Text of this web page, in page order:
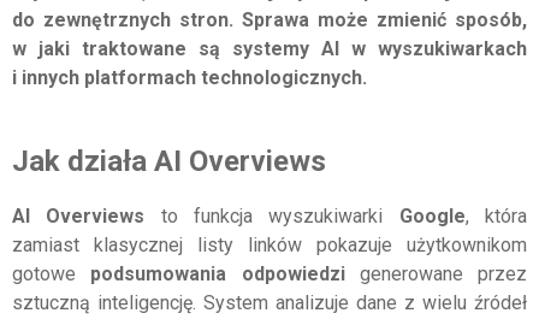
do zewnętrznych stron. Sprawa może zmienić sposób,
w jaki traktowane są systemy AI w wyszukiwarkach
i innych platformach technologicznych.
Jak działa AI Overviews
AI Overviews to funkcja wyszukiwarki Google, która
zamiast klasycznej listy linków pokazuje użytkownikom
gotowe podsumowania odpowiedzigenerowane przez
sztuczną inteligencję. System analizuje dane z wielu źródeł